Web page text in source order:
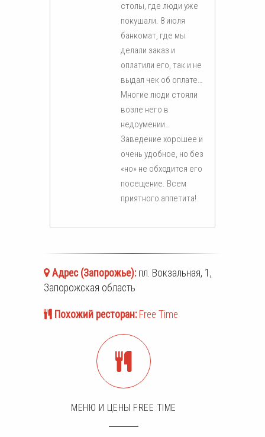
столы, где люди уже
покушали. 8 июля
банкомат, где мы
делали заказ и
оплатили его, так и не
выдал чек об оплате…
Многие люди стояли
возле него в
недоумении…
Заведение хорошее и
очень удобное, но без
«но» не обходится его
посещение. Всем
приятного аппетита!
Адрес (Запорожье): пл. Вокзальная, 1,
Запорожская область
Похожий ресторан: Free Time
МЕНЮ И ЦЕНЫ FREE TIME